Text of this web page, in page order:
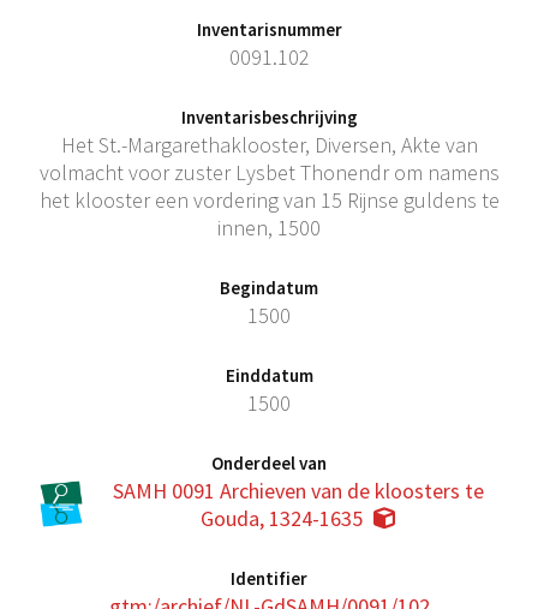
Inventarisnummer
0091.102
Inventarisbeschrijving
Het St.-Margarethaklooster, Diversen, Akte van
volmacht voor zuster Lysbet Thonendr om namens
het klooster een vordering van 15 Rijnse guldens te
innen, 1500
Begindatum
1500
Einddatum
1500
Onderdeel van
SAMH 0091 Archieven van de kloosters te
Gouda, 1324-1635
Identifier